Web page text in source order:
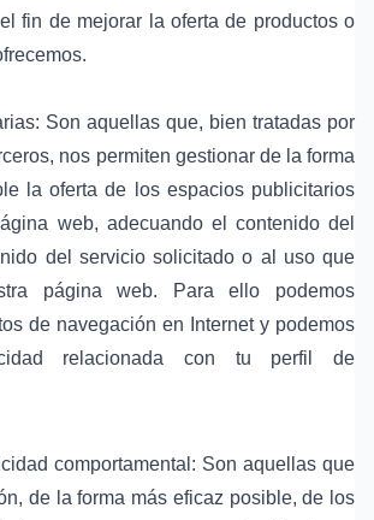
fin de mejorar la oferta de productos o
Son aquellas que, bien tratadas por
nos permiten gestionar de la forma
la oferta de los espacios publicitarios
web, adecuando el contenido del
del servicio solicitado o al uso que
página web. Para ello podemos
de navegación en Internet y podemos
relacionada con tu perfil de
comportamental: Son aquellas que
de la forma más eficaz posible, de los